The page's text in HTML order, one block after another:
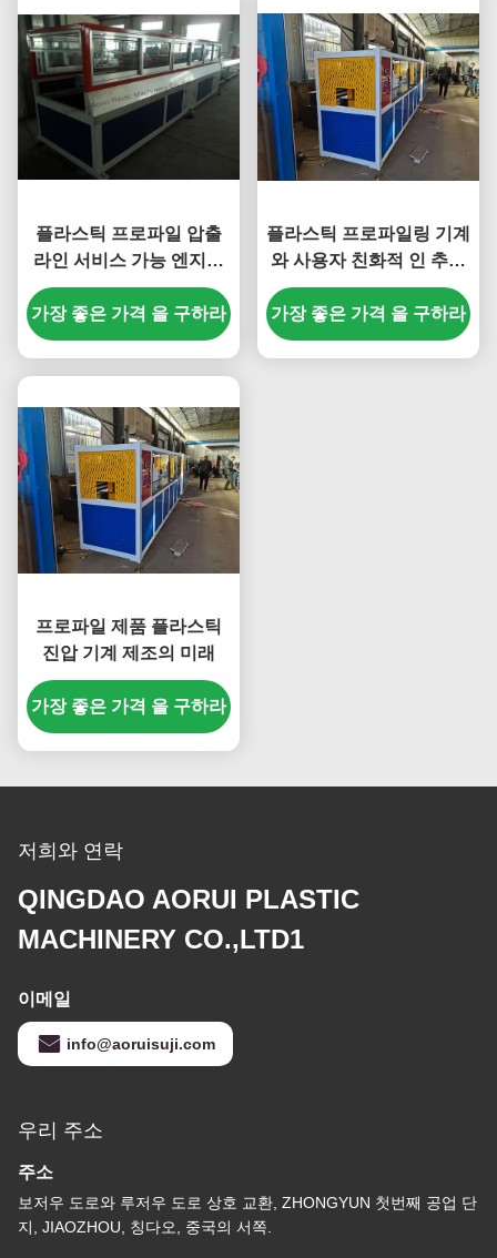
플라스틱 프로파일 압출
라인 서비스 가능 엔지니
어 (38 Moaia 스크류 재질,
SJSZ65X132 스크류 직
경)
가장 좋은 가격 을 구하라
플라스틱 프로파일링 기계
와 사용자 친화적 인 추출
기계
가장 좋은 가격 을 구하라
프로파일 제품 플라스틱
진압 기계 제조의 미래
가장 좋은 가격 을 구하라
저희와 연락
QINGDAO AORUI PLASTIC
MACHINERY CO.,LTD1
이메일
info@aoruisuji.com
우리 주소
주소
보저우 도로와 루저우 도로 상호 교환, ZHONGYUN 첫번째 공업 단
지, JIAOZHOU, 칭다오, 중국의 서쪽.